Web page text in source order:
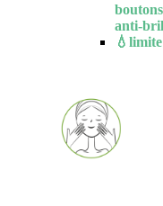
anti-